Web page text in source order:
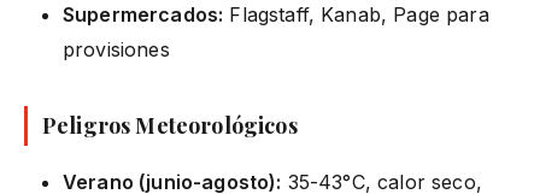
Supermercados: Flagstaff, Kanab, Page para
provisiones
Peligros Meteorológicos
Verano (junio-agosto): 35-43°C, calor seco,